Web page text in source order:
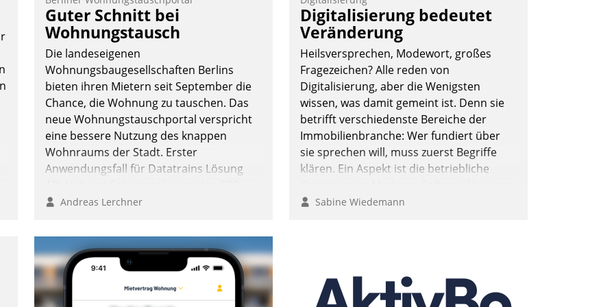
Teilnehmer kurzweilige Einblicke in
innovative Cloud-Strategien und -
Lösungen mit hohem Zukunftspotenzial.
Andreas Lerchner
Guter Schnitt bei
Wohnungstausch
Die landeseigenen
Wohnungsbaugesellschaften Berlins
bieten ihren Mietern seit September die
Chance, die Wohnung zu tauschen. Das
neue Wohnungstauschportal verspricht
eine bessere Nutzung des knappen
Wohnraums der Stadt. Erster
Anwendungsfall für Datatrains Lösung
Systemen der Unternehmen.
Andreas Lerchner
Digitalisierung bedeutet
Veränderung
Heilsversprechen, Modewort, großes
Fragezeichen? Alle reden von
Digitalisierung, aber die Wenigsten
wissen, was damit gemeint ist. Denn sie
betrifft verschiedenste Bereiche der
Immobilienbranche: Wer fundiert über
sie sprechen will, muss zuerst Begriffe
klären. Ein Aspekt ist die betriebliche
ermöglichen große Einsparungen durch
Digitalisierung erfordert von
Unternehmen die Bereitschaft, sich zu
Sabine Wiedemann